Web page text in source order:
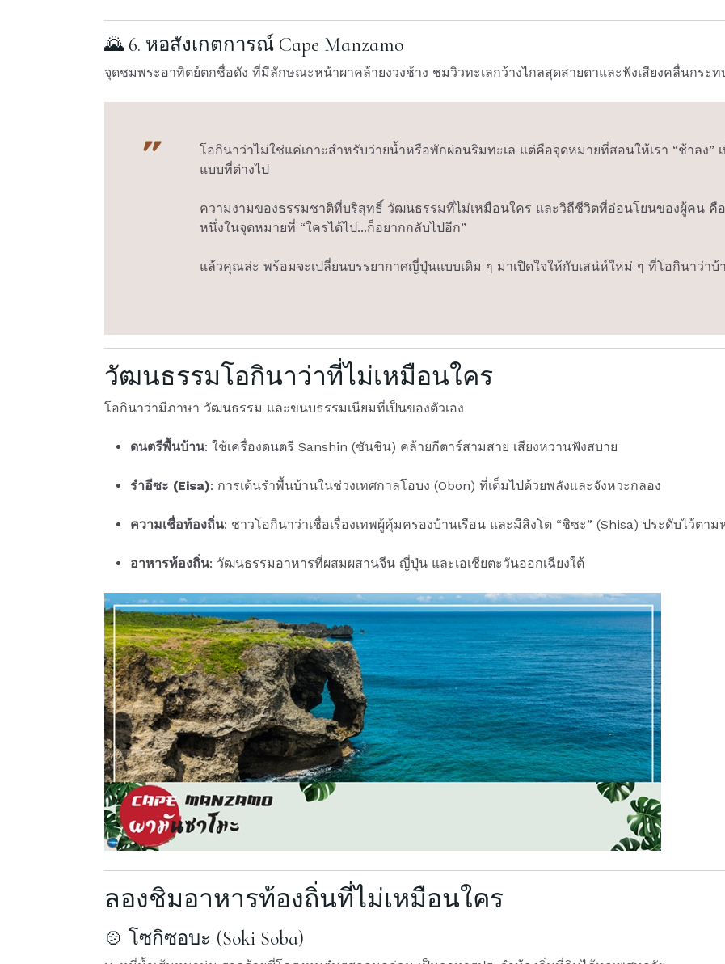
🌄 6. หอสังเกตการณ์ Cape Manzamo
จุดชมพระอาทิตย์ตกชื่อดัง ที่มีลักษณะหน้าผาคล้ายงวงช้าง ชมวิวทะเลกว้างไกลสุดสายตาและฟังเสียงคลื่นกระ
โอกินาว่าไม่ใช่แค่เกาะสำหรับว่ายน้ำหรือพักผ่อนริมทะเล แต่คือจุดหมายที่สอนให้เรา “ช้าลง”
แบบที่ต่างไป
ความงามของธรรมชาติที่บริสุทธิ์ วัฒนธรรมที่ไม่เหมือนใคร และวิถีชีวิตที่อ่อนโยนของผู้คน คื
หนึ่งในจุดหมายที่ “ใครได้ไป...ก็อยากกลับไปอีก”
แล้วคุณล่ะ พร้อมจะเปลี่ยนบรรยากาศญี่ปุ่นแบบเดิม ๆ มาเปิดใจให้กับเสน่ห์ใหม่ ๆ ที่โอกินาว่าบ้
วัฒนธรรมโอกินาว่าที่ไม่เหมือนใคร
โอกินาว่ามีภาษา วัฒนธรรม และขนบธรรมเนียมที่เป็นของตัวเอง
ดนตรีพื้นบ้าน: ใช้เครื่องดนตรี Sanshin (ซันชิน) คล้ายกีตาร์สามสาย เสียงหวานฟังสบาย
รำอีซะ (Eisa): การเต้นรำพื้นบ้านในช่วงเทศกาลโอบง (Obon) ที่เต็มไปด้วยพลังและจังหวะกลอง
ความเชื่อท้องถิ่น: ชาวโอกินาว่าเชื่อเรื่องเทพผู้คุ้มครองบ้านเรือน และมีสิงโต “ชิซะ” (Shisa) ประดับไว้ตา
อาหารท้องถิ่น: วัฒนธรรมอาหารที่ผสมผสานจีน ญี่ปุ่น และเอเชียตะวันออกเฉียงใต้
ลองชิมอาหารท้องถิ่นที่ไม่เหมือนใคร
🍲 โซกิซอบะ (Soki Soba)